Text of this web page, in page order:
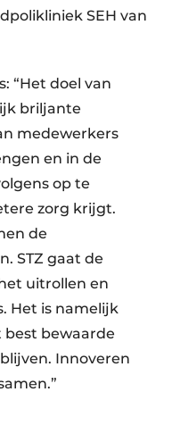
SEH van
“Het doel van
briljante
medewerkers
en in de
op te
zorg krijgt.
de
STZ gaat de
uitrollen en
Het is namelijk
best bewaarde
Innoveren